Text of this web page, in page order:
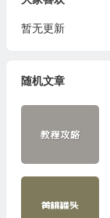
暂无更新
随机文章